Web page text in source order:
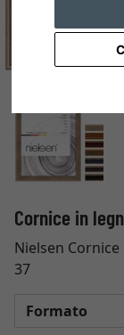
Cornice in
Nielsen
37
Formato